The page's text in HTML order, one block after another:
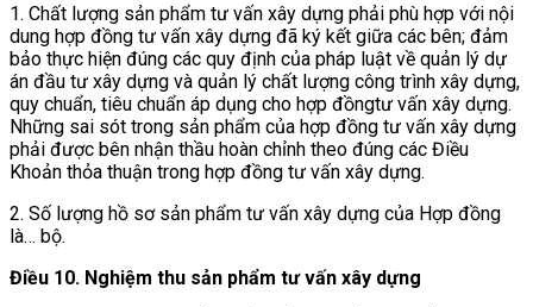
1. Chất lượng sản phẩm tư vấn xây dựng phải phù hợp với nội
dung hợp đồng tư vấn xây dựng đã ký kết giữa các bên; đảm
bảo thực hiện đúng các quy định của pháp luật về quản lý dự
án đầu tư xây dựng và quản lý chất lượng công trình xây dựng,
quy chuẩn, tiêu chuẩn áp dụng cho hợp đồngtư vấn xây dựng.
Những sai sót trong sản phẩm của hợp đồng tư vấn xây dựng
phải được bên nhận thầu hoàn chỉnh theo đúng các Điều
Khoản thỏa thuận trong hợp đồng tư vấn xây dựng.
2. Số lượng hồ sơ sản phẩm tư vấn xây dựng của Hợp đồng
là… bộ.
Điều 10. Nghiệm thu sản phẩm tư vấn xây dựng